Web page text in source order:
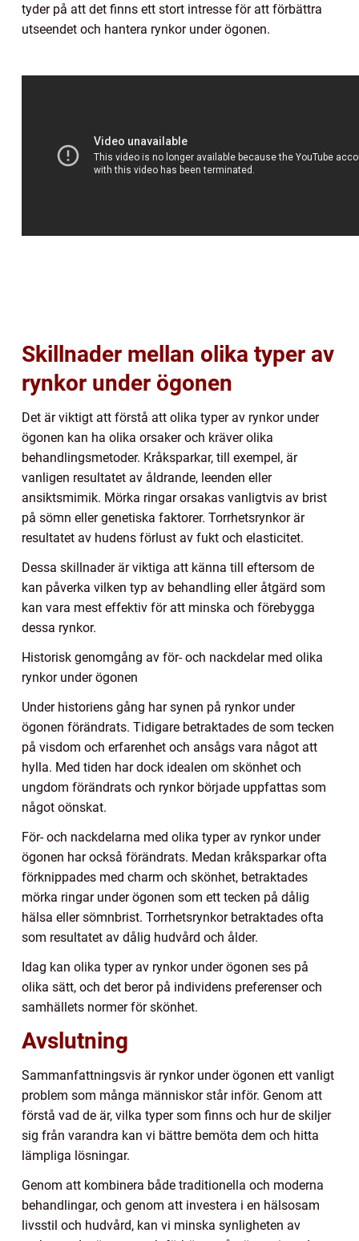
tyder på att det finns ett stort intresse för att förbättra
utseendet och hantera rynkor under ögonen.
Skillnader mellan olika typer av
rynkor under ögonen
Det är viktigt att förstå att olika typer av rynkor under
ögonen kan ha olika orsaker och kräver olika
behandlingsmetoder. Kråksparkar, till exempel, är
vanligen resultatet av åldrande, leenden eller
ansiktsmimik. Mörka ringar orsakas vanligtvis av brist
på sömn eller genetiska faktorer. Torrhetsrynkor är
resultatet av hudens förlust av fukt och elasticitet.
Dessa skillnader är viktiga att känna till eftersom de
kan påverka vilken typ av behandling eller åtgärd som
kan vara mest effektiv för att minska och förebygga
dessa rynkor.
Historisk genomgång av för- och nackdelar med olika
rynkor under ögonen
Under historiens gång har synen på rynkor under
ögonen förändrats. Tidigare betraktades de som tecken
på visdom och erfarenhet och ansågs vara något att
hylla. Med tiden har dock idealen om skönhet och
ungdom förändrats och rynkor började uppfattas som
något oönskat.
För- och nackdelarna med olika typer av rynkor under
ögonen har också förändrats. Medan kråksparkar ofta
förknippades med charm och skönhet, betraktades
mörka ringar under ögonen som ett tecken på dålig
hälsa eller sömnbrist. Torrhetsrynkor betraktades ofta
som resultatet av dålig hudvård och ålder.
Idag kan olika typer av rynkor under ögonen ses på
olika sätt, och det beror på individens preferenser och
samhällets normer för skönhet.
Avslutning
Sammanfattningsvis är rynkor under ögonen ett vanligt
problem som många människor står inför. Genom att
förstå vad de är, vilka typer som finns och hur de skiljer
sig från varandra kan vi bättre bemöta dem och hitta
lämpliga lösningar.
Genom att kombinera både traditionella och moderna
behandlingar, och genom att investera i en hälsosam
livsstil och hudvård, kan vi minska synligheten av